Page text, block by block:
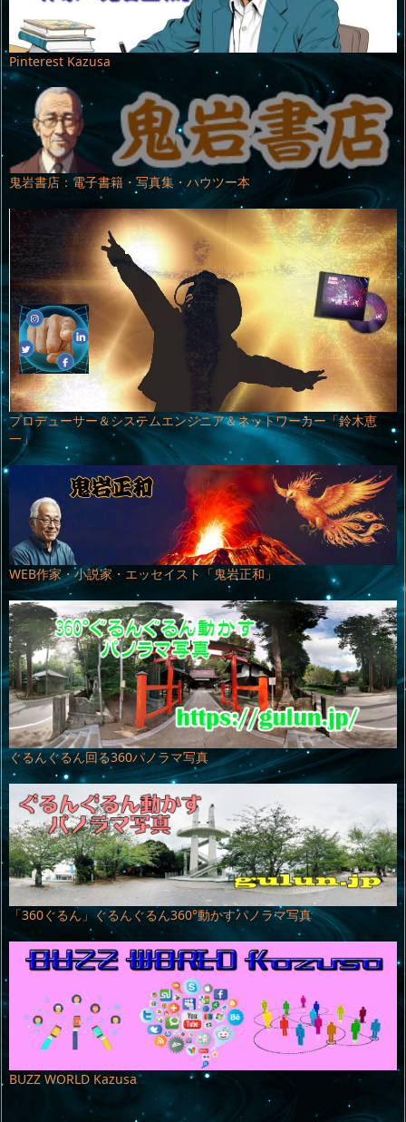
Pinterest Kazusa
鬼岩書店：電子書籍・写真集・ハウツー本
プロデューサー＆システムエンジニア＆ネットワーカー「鈴木恵
一」
WEB作家・小説家・エッセイスト「鬼岩正和」
ぐるんぐるん回る360パノラマ写真
「360ぐるん」ぐるんぐるん360°動かすパノラマ写真
BUZZ WORLD Kazusa